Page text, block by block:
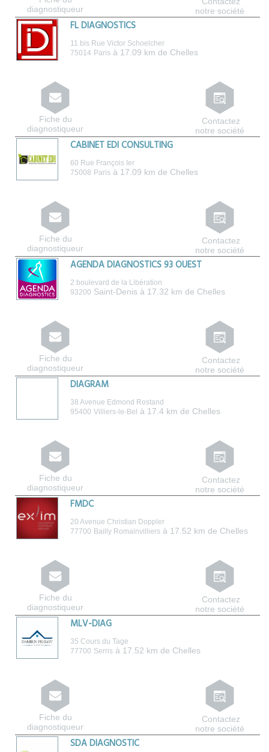
notre société
diagnostiqueur
FL DIAGNOSTICS
11 bis Rue Victor Schoelcher
75014 Paris à 17.09 km de Chelles
Contactez
notre société
Fiche du
diagnostiqueur
CABINET EDI CONSULTING
60 Rue François Ier
75008 Paris à 17.09 km de Chelles
Contactez
notre société
Fiche du
diagnostiqueur
AGENDA DIAGNOSTICS 93 OUEST
2 boulevard de la Libération
93200 Saint-Denis à 17.32 km de Chelles
Contactez
notre société
Fiche du
diagnostiqueur
DIAGRAM
38 Avenue Edmond Rostand
95400 Villiers-le-Bel à 17.4 km de Chelles
Contactez
notre société
Fiche du
diagnostiqueur
FMDC
20 Avenue Christian Doppler
77700 Bailly Romainvilliers à 17.52 km de Chelles
Contactez
notre société
Fiche du
diagnostiqueur
MLV-DIAG
35 Cours du Tage
77700 Serris à 17.52 km de Chelles
Contactez
notre société
Fiche du
diagnostiqueur
SDA DIAGNOSTIC